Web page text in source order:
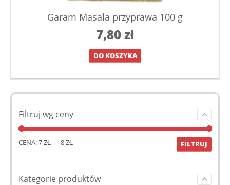
Garam Masala przyprawa 100 g
7,80zł
DO KOSZYKA
Filtruj wg ceny
FILTRUJ
CENA:7 ZŁ —8 ZŁ
Kategorie produktów